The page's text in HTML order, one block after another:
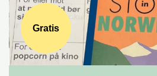
Gratis